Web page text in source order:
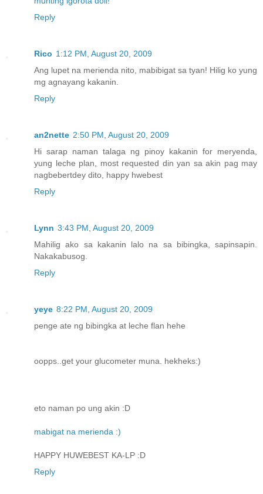
Reply
Rico 1:12 PM, August 20, 2009
Ang lupet na merienda nito, mabibigat sa tyan! Hilig ko yung
mg agnayang kakanin.
Reply
an2nette 2:50 PM, August 20, 2009
Hi sarap naman talaga ng pinoy kakanin for meryenda,
yung leche plan, most requested din yan sa akin pag may
nagbebertdey dito, happy hwebest
Reply
Lynn 3:43 PM, August 20, 2009
Mahilig ako sa kakanin lalo na sa bibingka, sapinsapin.
Nakakabusog.
Reply
yeye 8:22 PM, August 20, 2009
penge ate ng bibingka at leche flan hehe
oopps..get your glucometer muna. hekheks:)
eto naman po ung akin :D
mabigat na merienda :)
HAPPY HUWEBEST KA-LP :D
Reply